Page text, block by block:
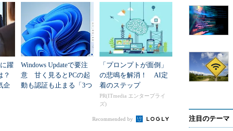
ン（この問題ではconfig.old）をloadし、そのままsaveすること
gconfigでも同様です。
ファイルを正しく設定する手順を含む必要があるので、間違
躍
？
企
Windows Updateで要注
意 甘く見るとPCの起
動も認証も止まる「3つ
「プロンプトが面倒」
の悲鳴を解消！ AI定
着のステップ
PR(ITmedia エンタープライ
ズ)
Recommended by 注目のテーマ